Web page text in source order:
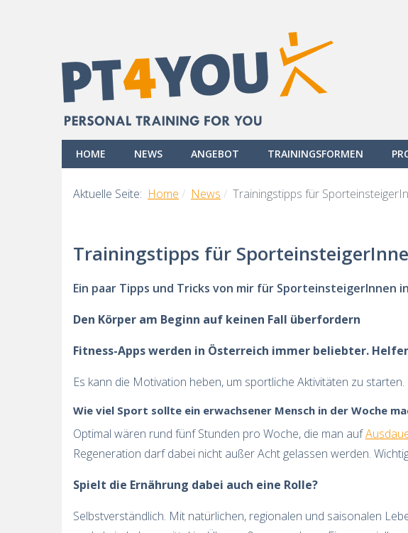
HOME NEWS ANGEBOT TRAININGSFORMEN
Aktuelle Seite: Home News Trainingstipps für
Trainingstipps für
Ein paar Tipps und Tricks von mir für SporteinsteigerInnen
Den Körper am Beginn auf keinen Fall überfordern
Fitness-Apps werden in Österreich immer beliebter.
Es kann die Motivation heben, um sportliche Aktivitäten zu starten.
Wie viel Sport sollte ein erwachsener Mensch in der Woche
Optimal wären rund fünf Stunden pro Woche, die man auf
Regeneration darf dabei nicht außer Acht gelassen werden.
Spielt die Ernährung dabei auch eine Rolle?
Selbstverständlich. Mit natürlichen, regionalen und saisonalen